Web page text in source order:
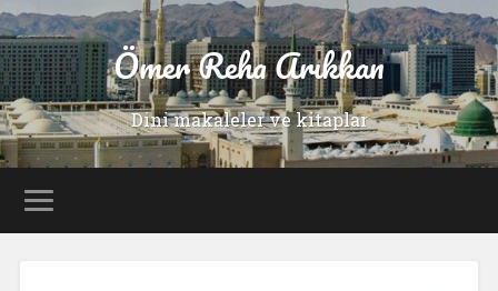
Ömer Reha Arıkkan
Dini makaleler ve kitaplar